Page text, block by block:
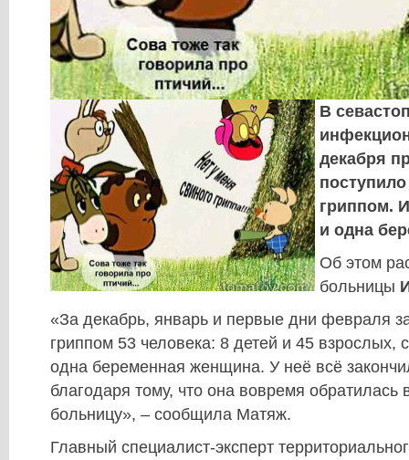
В
декабря
гриппом.
и одна
Об этом
больницы
«За декабрь, январь и первые дни февраля
гриппом 53 человека: 8 детей и 45 взрослых,
одна беременная женщина. У неё всё
благодаря тому, что она вовремя
больницу», – сообщила Матяж.
Главный специалист-эксперт